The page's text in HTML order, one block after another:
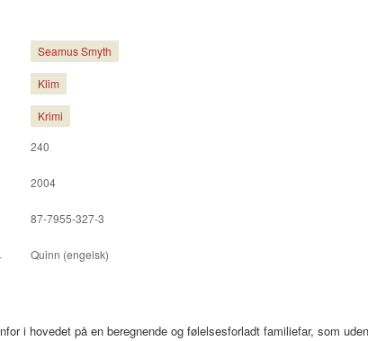
Seamus Smyth
Klim
Krimi
240
2004
87-7955-327-3
Quinn (engelsk)
i hovedet på en beregnende og følelsesforladt familiefar, som